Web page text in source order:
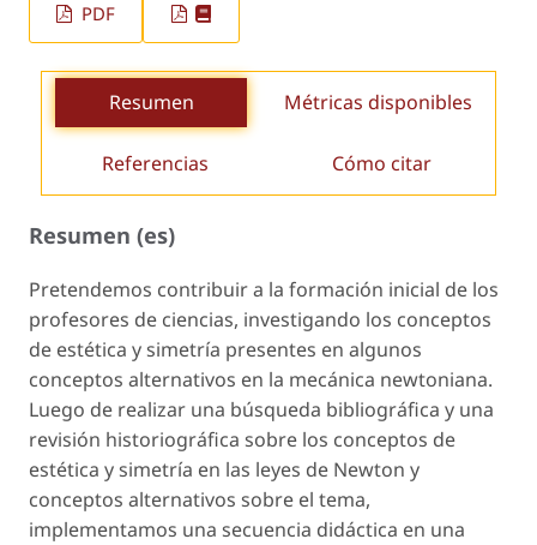
PDF
Resumen Métricas disponibles
Referencias Cómo citar
Resumen (es)
Pretendemos contribuir a la formación inicial de los
profesores de ciencias, investigando los conceptos
de estética y simetría presentes en algunos
conceptos alternativos en la mecánica newtoniana.
Luego de realizar una búsqueda bibliográfica y una
revisión historiográfica sobre los conceptos de
estética y simetría en las leyes de Newton y
conceptos alternativos sobre el tema,
implementamos una secuencia didáctica en una